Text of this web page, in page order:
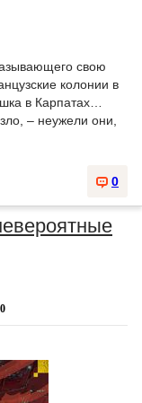
свою
колонии в
в Карпатах…
– неужели они,
0